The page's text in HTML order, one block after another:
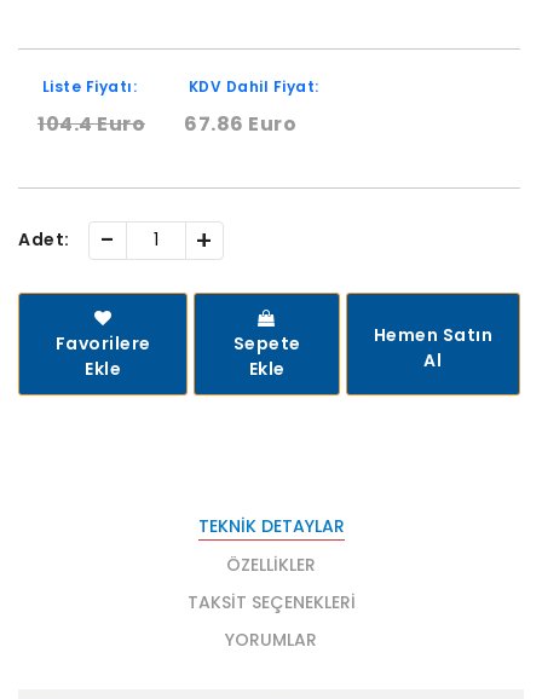
Liste Fiyatı:
104.4 Euro
KDV Dahil Fiyat:
67.86 Euro
Adet: - +
Favorilere
Ekle
Sepete
Ekle
Hemen Satın
Al
TEKNIK DETAYLAR
ÖZELLIKLER
TAKSIT SEÇENEKLERI
YORUMLAR